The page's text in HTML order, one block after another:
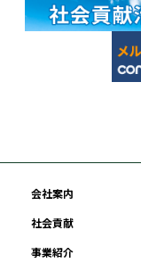
会社案内
社会貢献
事業紹介